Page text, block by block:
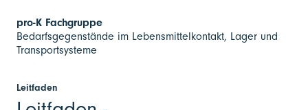
pro-K Fachgruppe
Bedarfsgegenstände im Lebensmittelkontakt, Lager und
Transportsysteme
Leitfaden